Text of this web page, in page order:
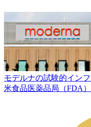
モデルナの試験的イン
米食品医薬品局（FDA）